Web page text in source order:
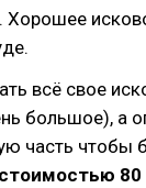
Хорошее
всё свое
большое), а
часть чтобы
стоимостью 80